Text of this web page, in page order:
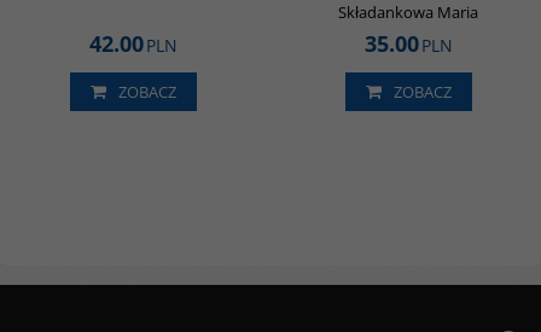
42.00PLN
ZOBACZ
Składankowa Maria
35.00PLN
ZOBACZ